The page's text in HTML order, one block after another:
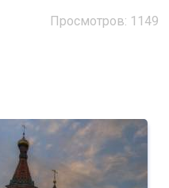
Просмотров: 1149